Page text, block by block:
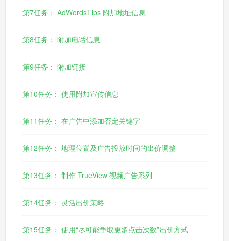
第7任务： AdWordsTips 附加地址信息
第8任务： 附加电话信息
第9任务： 附加链接
第10任务： 使用附加宣传信息
第11任务： 在广告中添加否定关键字
第12任务： 地理位置及广告投放时间的出价调整
第13任务： 制作 TrueView 视频广告系列
第14任务： 灵活出价策略
第15任务： 使用“尽可能争取更多点击次数”出价方式